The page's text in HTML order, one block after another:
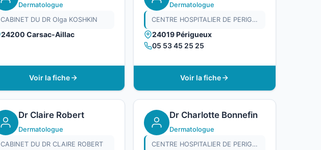
Dermatologue
CABINET DU DR Olga KOSHKIN
24200 Carsac-Aillac
Voir la fiche
Dermatologue
CENTRE HOSPITALIER DE PERIGUEUX
24019 Périgueux
05 53 45 25 25
Voir la fiche
Dr Claire Robert
Dermatologue
CABINET DU DR CLAIRE ROBERT
Dr Charlotte Bonnefin
Dermatologue
CENTRE HOSPITALIER DE PERIGUEUX